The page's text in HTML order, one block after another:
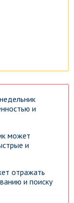
и
может
и
отражать
и поиску